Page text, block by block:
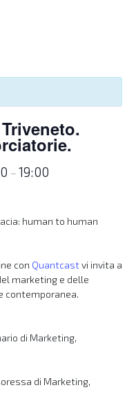
– 19:00
human to human
con Quantcastvi invita a
marketing e delle
contemporanea.
di Marketing,
di Marketing,